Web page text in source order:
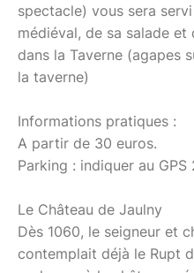
spectacle) vous sera
médiéval, de sa salade et
dans la Taverne (agapes
la taverne)
Informations pratiques :
A partir de 30 euros.
Parking : indiquer au
Le Château de Jaulny
Dès 1060, le seigneur et
contemplait déjà le Rupt